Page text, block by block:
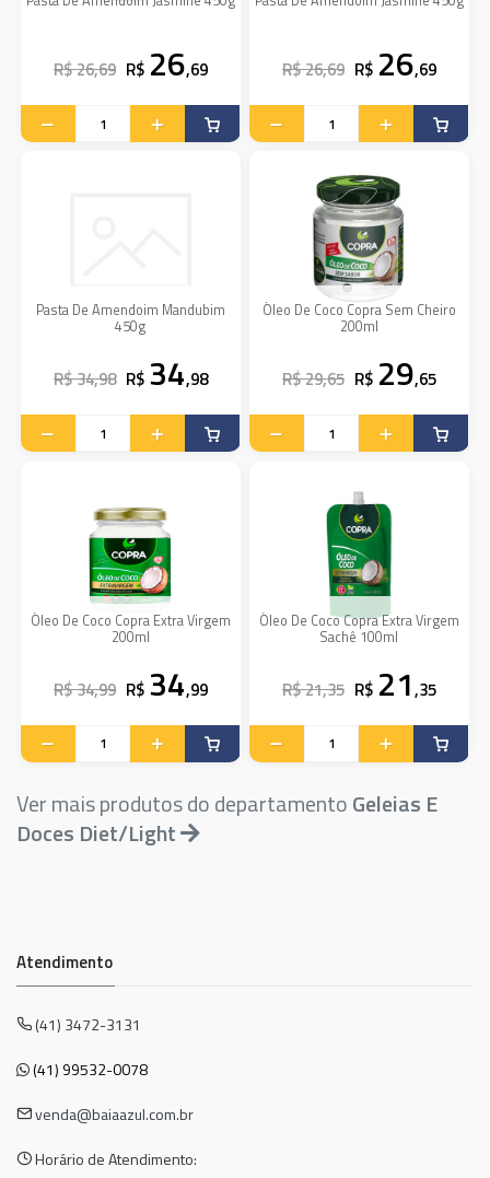
R$ 26,69 R$ 26,69 R$ 26,69 R$ 26,69
Pasta De Amendoim Mandubim
450g
R$ 34,98 R$ 34,98
Óleo De Coco Copra Sem Cheiro
200ml
R$ 29,65 R$ 29,65
Óleo De Coco Copra Extra Virgem
200ml
R$ 34,99 R$ 34,99
Óleo De Coco Copra Extra Virgem
Sachê 100ml
R$ 21,35 R$ 21,35
Ver mais produtos do departamentoGeleias E
Doces Diet/Light
Atendimento
(41) 3472-3131
(41) 99532-0078
venda@baiaazul.com.br
Horário de Atendimento: